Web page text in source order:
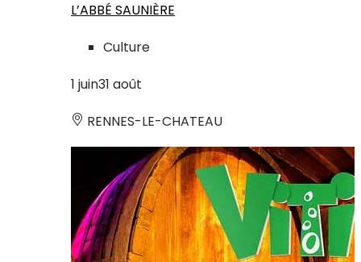
L’ABBÉ SAUNIÈRE
Culture
1 juin31 août
RENNES-LE-CHATEAU